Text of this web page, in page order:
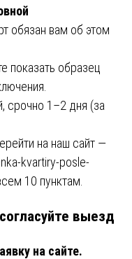
обязан вам об этом
показать образец
срочно 1–2 дня (за
на наш сайт —
kvartiry-posle-
10 пунктам.
выезд
на сайте.